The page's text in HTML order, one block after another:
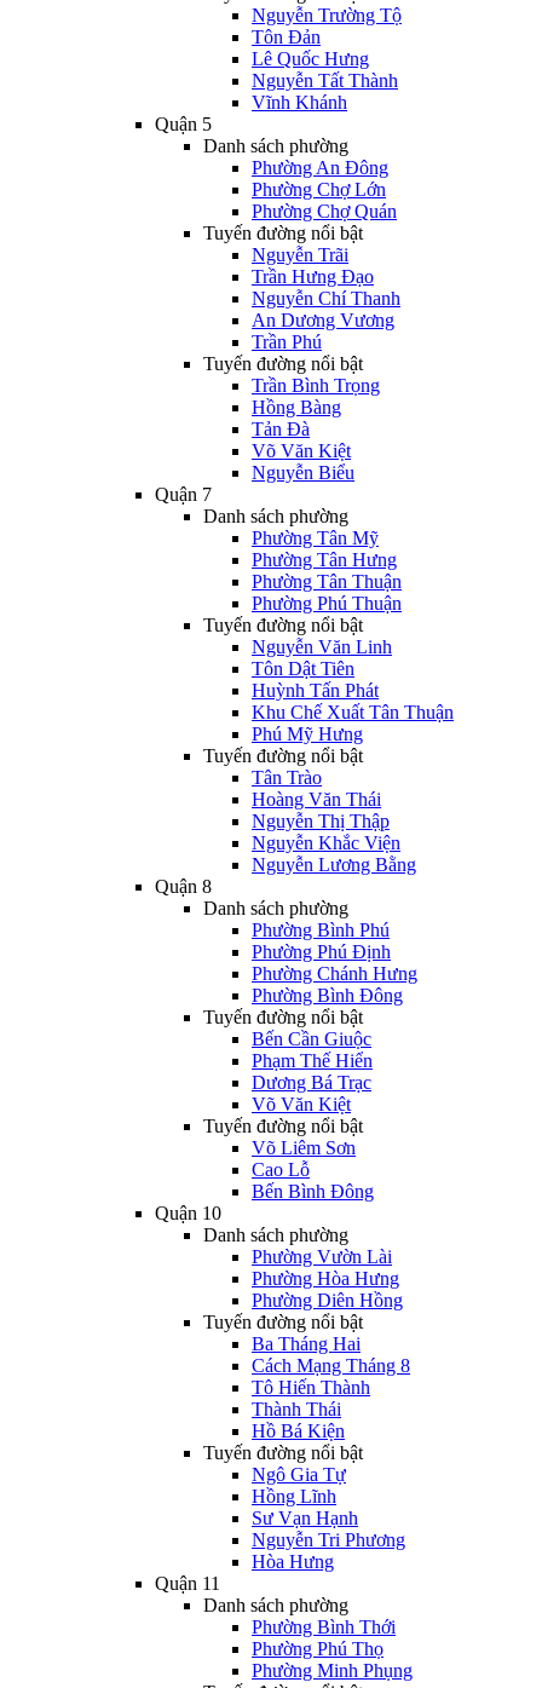
Nguyễn Trường Tộ
Tôn Đản
Lê Quốc Hưng
Nguyễn Tất Thành
Vĩnh Khánh
Quận 5
Danh sách phường
Phường An Đông
Phường Chợ Lớn
Phường Chợ Quán
Tuyến đường nổi bật
Nguyễn Trãi
Trần Hưng Đạo
Nguyễn Chí Thanh
An Dương Vương
Trần Phú
Tuyến đường nổi bật
Trần Bình Trọng
Hồng Bàng
Tản Đà
Võ Văn Kiệt
Nguyễn Biểu
Quận 7
Danh sách phường
Phường Tân Mỹ
Phường Tân Hưng
Phường Tân Thuận
Phường Phú Thuận
Tuyến đường nổi bật
Nguyễn Văn Linh
Tôn Dật Tiên
Huỳnh Tấn Phát
Khu Chế Xuất Tân Thuận
Phú Mỹ Hưng
Tuyến đường nổi bật
Tân Trào
Hoàng Văn Thái
Nguyễn Thị Thập
Nguyễn Khắc Viện
Nguyễn Lương Bằng
Quận 8
Danh sách phường
Phường Bình Phú
Phường Phú Định
Phường Chánh Hưng
Phường Bình Đông
Tuyến đường nổi bật
Bến Cần Giuộc
Phạm Thế Hiển
Dương Bá Trạc
Võ Văn Kiệt
Tuyến đường nổi bật
Võ Liêm Sơn
Cao Lỗ
Bến Bình Đông
Quận 10
Danh sách phường
Phường Vườn Lài
Phường Hòa Hưng
Phường Diên Hồng
Tuyến đường nổi bật
Ba Tháng Hai
Cách Mạng Tháng 8
Tô Hiến Thành
Thành Thái
Hồ Bá Kiện
Tuyến đường nổi bật
Ngô Gia Tự
Hồng Lĩnh
Sư Vạn Hạnh
Nguyễn Tri Phương
Hòa Hưng
Quận 11
Danh sách phường
Phường Bình Thới
Phường Phú Thọ
Phường Minh Phụng